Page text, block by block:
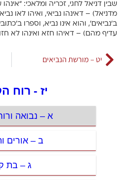
שבין דניאל לחגי, זכריה ומלאכי:
מדניאל) – דאינהו נביאי, ואיהו לאו
ב’נביאים’, והוא אינו נביא, וספרו
עדיף מהם) – דאיהו חזא ואינהו לא
יט – מורשת הנביאים
יז - רוח
א – נבואה
ב – אורים
ג – בת